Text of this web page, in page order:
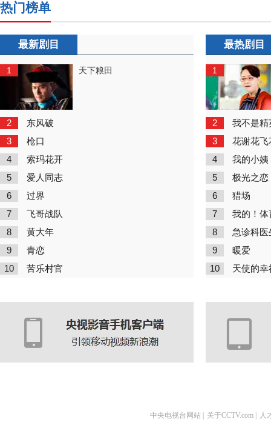
热门榜单
最新剧目
1 天下粮田
2 东风破
3 枪口
4 索玛花开
5 爱人同志
6 过界
7 飞哥战队
8 黄大年
9 青恋
10 苦乐村官
最热剧目
1
2 我不是精
3 花谢花飞
4 我的小姨
5 极光之恋
6 猎场
7 我的！体
8 急诊科医
9 暖爱
10 天使的幸
中央电视台网站 关于CCTV.com 人